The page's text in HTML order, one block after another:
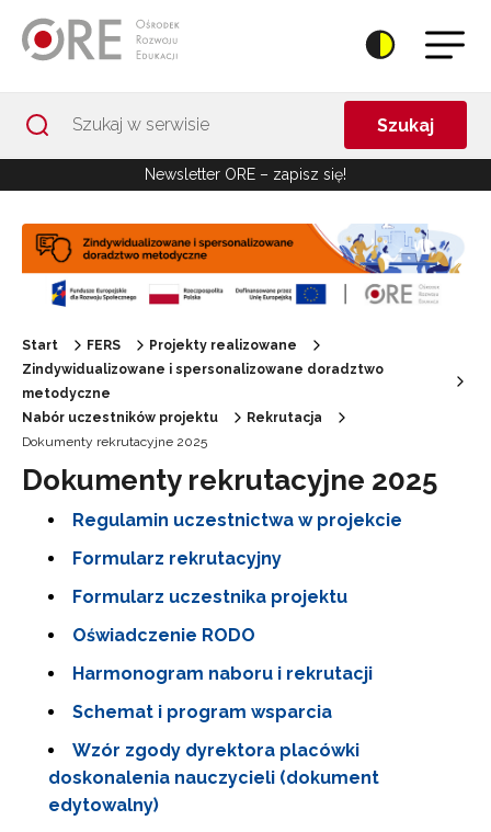
Szukaj
Newsletter ORE – zapisz się!
Start FERS
Projekty realizowane
Zindywidualizowane i spersonalizowane doradztwo
metodyczne
Nabór uczestników projektu
Rekrutacja
Dokumenty rekrutacyjne 2025
Dokumenty rekrutacyjne 2025
Regulamin uczestnictwa w projekcie
Formularz rekrutacyjny
Formularz uczestnika projektu
Oświadczenie RODO
Harmonogram naboru i rekrutacji
Schemat i program wsparcia
Wzór zgody dyrektora placówki
doskonalenia nauczycieli (dokument
edytowalny)